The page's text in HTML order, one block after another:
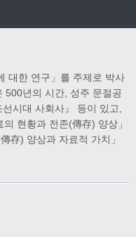
대한 연구」를 주제로 박사
500년의 시간, 성주 문절공
시대 사회사』 등이 있고,
현황과 전존(傳存) 양상」
存) 양상과 자료적 가치」